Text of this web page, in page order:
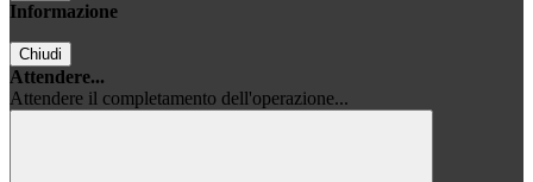
Informazione
Chiudi
Attendere...
Attendere il completamento dell'operazione...